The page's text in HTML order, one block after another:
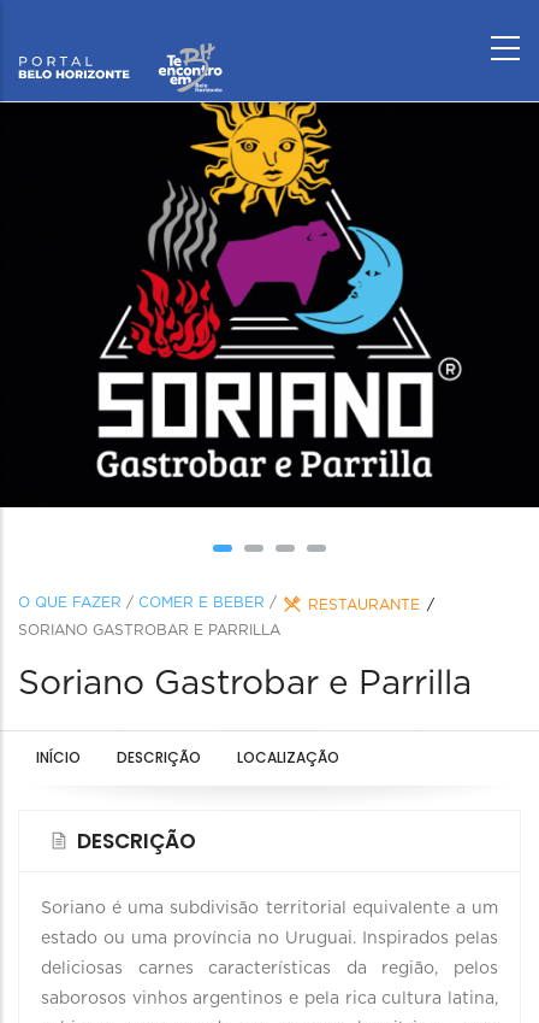
O QUE FAZER / COMER E BEBER /
RESTAURANTE
SORIANO GASTROBAR E PARRILLA
Soriano Gastrobar e Parrilla
INÍCIO DESCRIÇÃO LOCALIZAÇÃO
DESCRIÇÃO
Soriano é uma subdivisão territorial equivalente a um
estado ou uma província no Uruguai. Inspirados pelas
deliciosas carnes características da região, pelos
saborosos vinhos argentinos e pela rica cultura latina,